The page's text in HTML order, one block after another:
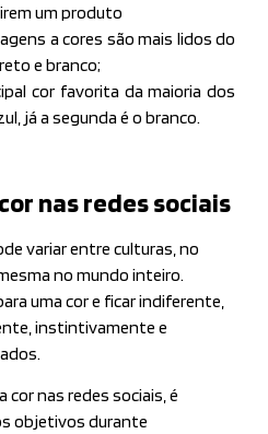
um produto
a cores são mais lidos do
e branco;
cor favorita da maioria dos
já a segunda é o branco.
nas redes sociais
variar entre culturas, no
no mundo inteiro.
uma cor e ficar indiferente,
instintivamente e
cor nas redes sociais, é
objetivos durante